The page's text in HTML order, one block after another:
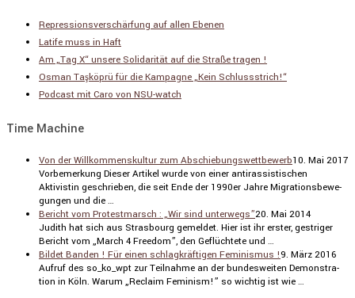
Repressionsverschärfung auf allen Ebenen
Latife muss in Haft
Am „Tag X“ unsere Solidarität auf die Straße tragen !
Osman Taşköprü für die Kampagne „Kein Schlussstrich!“
Podcast mit Caro von NSU-watch
Time Machine
Von der Willkommenskultur zum Abschiebungswettbewerb10. Mai 2017
Vorbe­mer­kung Dieser Artikel wurde von einer antiras­sis­ti­schen
Aktivistin geschrieben, die seit Ende der 1990er Jahre Migra­ti­ons­be­we­
gungen und die …
Bericht vom Protestmarsch : „Wir sind unterwegs”20. Mai 2014
Judith hat sich aus Stras­bourg gemeldet. Hier ist ihr erster, gestriger
Bericht vom „March 4 Freedom”, den Geflüch­tete und …
Bildet Banden ! Für einen schlagkräftigen Feminismus !9. März 2016
Aufruf des so_ko_wpt zur Teilnahme an der bundes­weiten Demons­tra­
tion in Köln. Warum „Reclaim Feminism!” so wichtig ist wie …